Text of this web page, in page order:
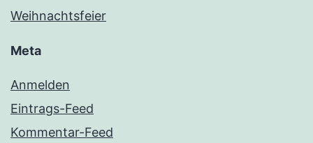
Weihnachtsfeier
Meta
Anmelden
Eintrags-Feed
Kommentar-Feed